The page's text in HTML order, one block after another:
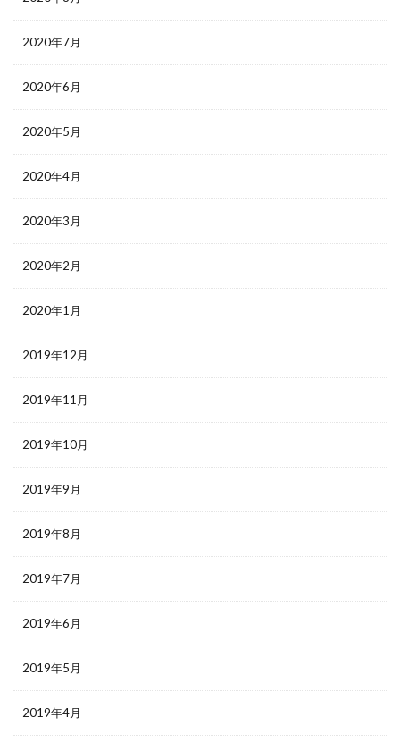
2020年7月
2020年6月
2020年5月
2020年4月
2020年3月
2020年2月
2020年1月
2019年12月
2019年11月
2019年10月
2019年9月
2019年8月
2019年7月
2019年6月
2019年5月
2019年4月